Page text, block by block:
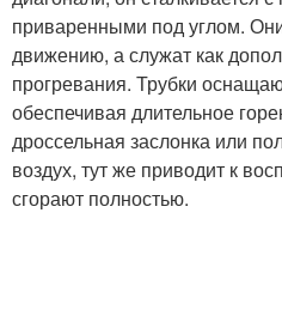
приваренными под углом.
движению, а служат как
прогревания. Трубки
обеспечивая длительное
дроссельная заслонка или
воздух, тут же приводит к
сгорают полностью.